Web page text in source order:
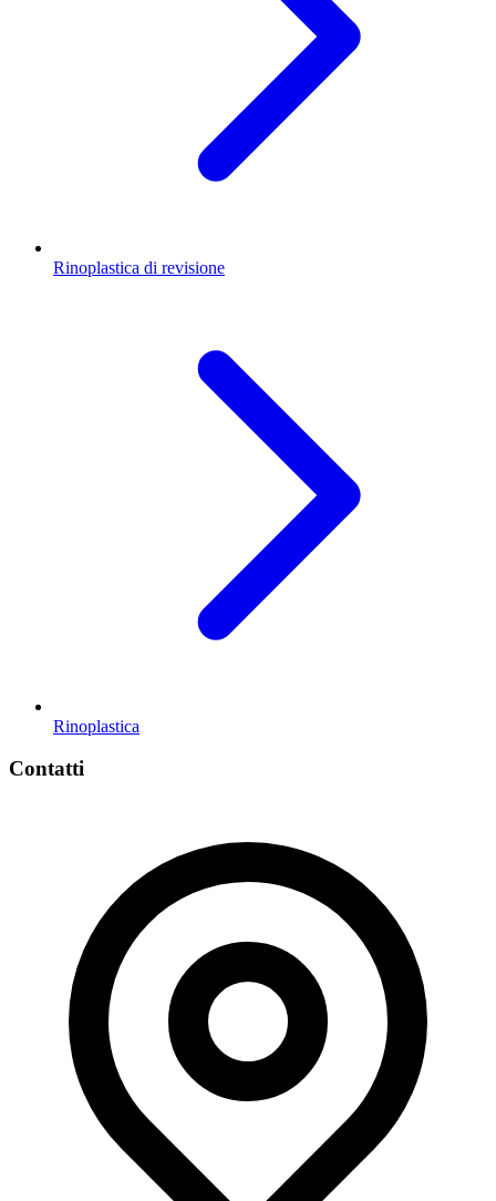
Rinoplastica di revisione
Rinoplastica
Contatti